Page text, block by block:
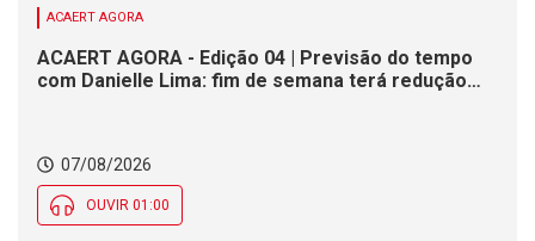
ACAERT AGORA
ACAERT AGORA - Edição 04 | Previsão do tempo
com Danielle Lima: fim de semana terá redução
07/08/2026
OUVIR 01:00